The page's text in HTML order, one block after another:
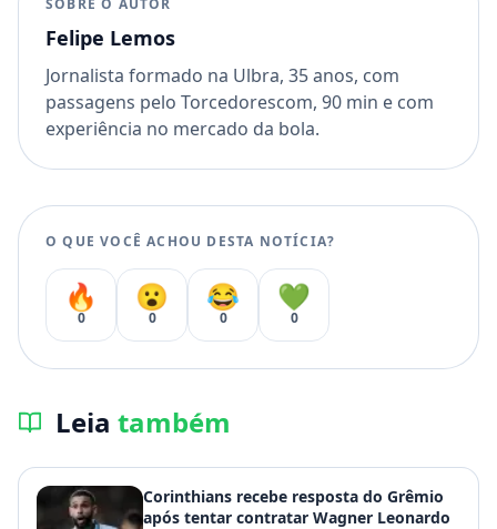
Felipe Lemos
Jornalista formado na Ulbra, 35 anos, com
passagens pelo Torcedorescom, 90 min e com
experiência no mercado da bola.
O QUE VOCÊ ACHOU DESTA NOTÍCIA?
🔥
0
😮
0
😂
0
💚
0
Leia também
Corinthians recebe resposta do Grêmio
após tentar contratar Wagner Leonardo